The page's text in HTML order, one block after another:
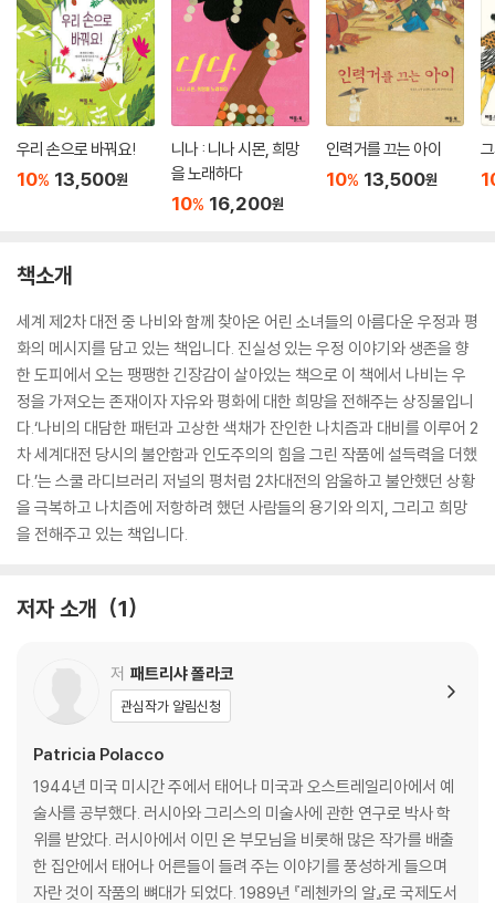
우리 손으로 바꿔요!
10% 13,500원
니나 : 니나 시몬, 희망
을 노래하다
10% 16,200원
인력거를 끄는 아이
10% 13,500원
책소개
세계 제2차 대전 중 나비와 함께 찾아온 어린 소녀들의 아름다운 우정과 평
화의 메시지를 담고 있는 책입니다. 진실성 있는 우정 이야기와 생존을 향
한 도피에서 오는 팽팽한 긴장감이 살아있는 책으로 이 책에서 나비는 우
정을 가져오는 존재이자 자유와 평화에 대한 희망을 전해주는 상징물입니
다.‘나비의 대담한 패턴과 고상한 색채가 잔인한 나치즘과 대비를 이루어 2
차 세계대전 당시의 불안함과 인도주의의 힘을 그린 작품에 설득력을 더했
다.’는 스쿨 라디브러리 저널의 평처럼 2차대전의 암울하고 불안했던 상황
을 극복하고 나치즘에 저항하려 했던 사람들의 용기와 의지, 그리고 희망
을 전해주고 있는 책입니다.
저자 소개 1
저 패트리샤 폴라코
관심작가 알림신청
Patricia Polacco
1944년 미국 미시간 주에서 태어나 미국과 오스트레일리아에서 예
술사를 공부했다. 러시아와 그리스의 미술사에 관한 연구로 박사 학
위를 받았다. 러시아에서 이민 온 부모님을 비롯해 많은 작가를 배출
한 집안에서 태어나 어른들이 들려 주는 이야기를 풍성하게 들으며
자란 것이 작품의 뼈대가 되었다. 1989년 『레첸카의 알』로 국제도서